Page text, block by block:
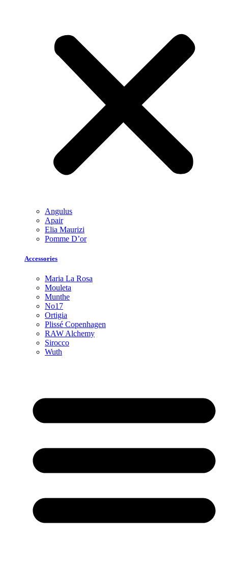
Angulus
Apair
Elia Maurizi
Pomme D’or
Accessories
Maria La Rosa
Mouleta
Munthe
No17
Ortigia
Plissé Copenhagen
RAW Alchemy
Sirocco
Wuth